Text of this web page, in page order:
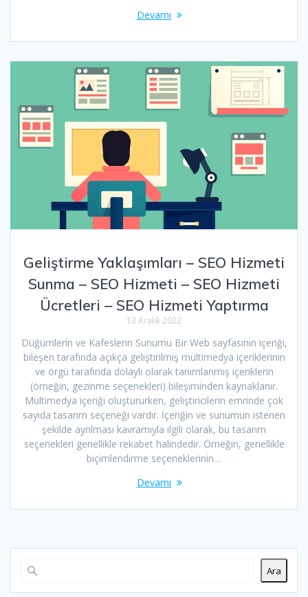
Devamı
Geliştirme Yaklaşımları – SEO Hizmeti
Sunma – SEO Hizmeti – SEO Hizmeti
Ücretleri – SEO Hizmeti Yaptırma
13 Aralık 2022
Düğümlerin ve Kafeslerin Sunumu Bir Web sayfasının içeriği,
bileşen tarafında açıkça geliştirilmiş multimedya içeriklerinin
ve örgü tarafında dolaylı olarak tanımlanmış içeriklerin
(örneğin, gezinme seçenekleri) bileşiminden kaynaklanır.
Multimedya içeriği oluştururken, geliştiricilerin emrinde çok
sayıda tasarım seçeneği vardır. İçeriğin ve sunumun istenen
şekilde ayrılması kavramıyla ilgili olarak, bu tasarım
seçenekleri genellikle rekabet halindedir. Örneğin, genellikle
biçimlendirme seçeneklerinin…
Devamı
Ara